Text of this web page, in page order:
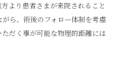
より患者さまが来院されること
ら、術後のフォロー体制を考慮
だく事が可能な物理的距離には